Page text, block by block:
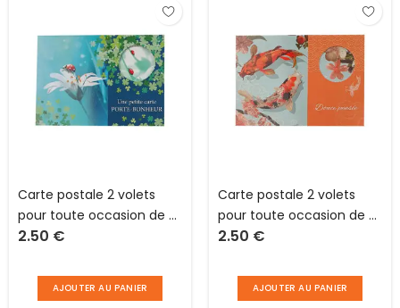
Carte postale 2 volets
pour toute occasion de L
15.0 X l 10.5 cm pliée avec
2.50 €
AJOUTER AU PANIER
Carte postale 2 volets
pour toute occasion de L
15.0 X l 10.5 cm pliée avec
2.50 €
AJOUTER AU PANIER